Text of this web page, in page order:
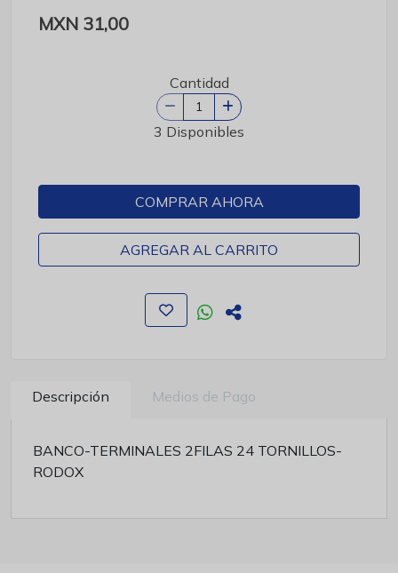
MXN 31,00
Cantidad
3 Disponibles
COMPRAR AHORA
AGREGAR AL CARRITO
Descripción Medios de Pago
BANCO-TERMINALES 2FILAS 24 TORNILLOS-
RODOX